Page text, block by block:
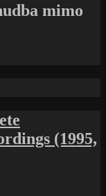
mimo
(1995,